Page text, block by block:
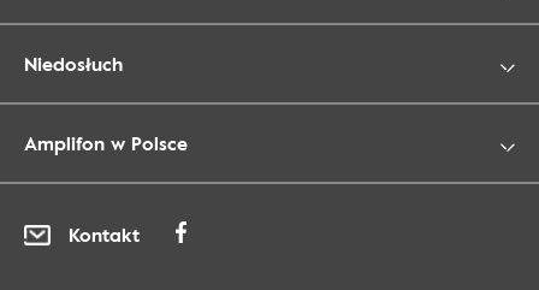
Niedosłuch
Amplifon w Polsce
Kontakt